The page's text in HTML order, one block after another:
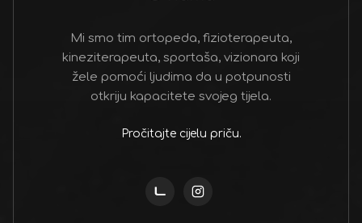
Mi smo tim ortopeda, fizioterapeuta,
kineziterapeuta, sportaša, vizionara koji
žele pomoći ljudima da u potpunosti
otkriju kapacitete svojeg tijela.
Pročitajte cijelu priču.